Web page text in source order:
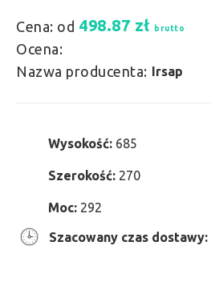
Cena: od 498.87 zł brutto
Ocena:
Nazwa producenta: Irsap
Wysokość: 685
Szerokość: 270
Moc: 292
Szacowany czas dostawy: